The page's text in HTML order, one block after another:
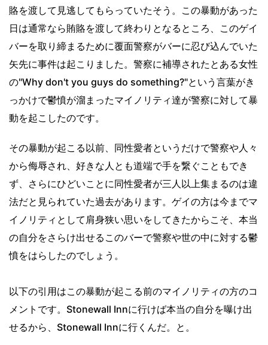
賂を渡して見逃してもらっていたそう。この暴動があった
日は通常なら賄賂を渡して終わりとなるところ、このゲイ
バーを取り締まるために覆面警察がバーに忍び込んでいた
矢先に事件は起こりました。警察に補導されたとある女性
の"Why don't you guys do something?"という言葉がき
っかけで鬱憤が溜まったマイノリティ達が警察に対して暴
動を起こしたのです。
その暴動が起こる以前、同性愛者というだけで警察や人々
から侮辱され、好きな人とも道端で手を繋ぐこともでき
ず、さらにひどいことに同性愛者が三人以上集まるのは違
法だと見られていた過去があります。ゲイの方は今までマ
イノリティとして肩身狭い思いをしてきたからこそ、本当
の自分をさらけ出せるこのバーで警察や世の中に対する鬱
憤をはらしたのでしょう。
以下の引用はこの暴動が起こる前のマイノリティの方のコ
メントです。Stonewall Innに行けば本当の自分を曝け出
せるから、Stonewall Innに行くんだ。と。